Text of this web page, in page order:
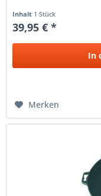
Inhalt 1 Stück
39,95 € *
In
Merken